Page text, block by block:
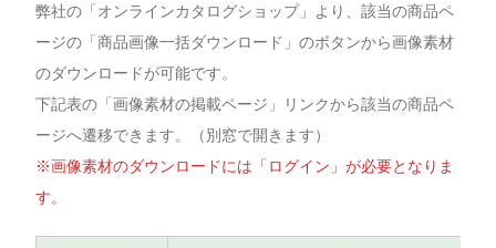
弊社の「オンラインカタログショップ」より、該当の商品ペ
ージの「商品画像一括ダウンロード」のボタンから画像素材
のダウンロードが可能です。
下記表の「画像素材の掲載ページ」リンクから該当の商品ペ
ージへ遷移できます。（別窓で開きます）
※画像素材のダウンロードには「ログイン」が必要となりま
す。